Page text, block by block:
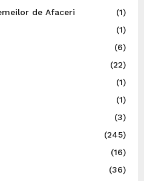
de Afaceri
(1)
(1)
(6)
(22)
(1)
(1)
(3)
(245)
(16)
(36)